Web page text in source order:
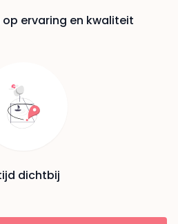
ervaring en kwaliteit
dichtbij